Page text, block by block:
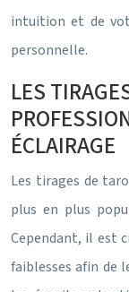
intuition et de
personnelle.
LES
ÉCLAIRAGE
Les tirages de
plus en plus
Cependant, il est
faiblesses afin de